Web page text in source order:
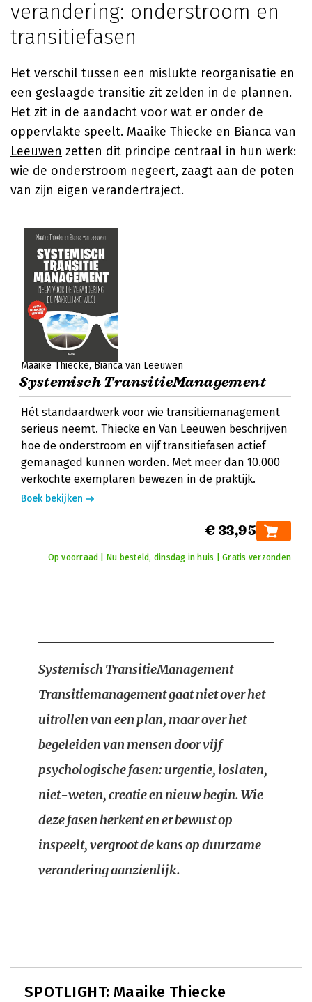
verandering: onderstroom en
transitiefasen
Het verschil tussen een mislukte reorganisatie en
een geslaagde transitie zit zelden in de plannen.
Het zit in de aandacht voor wat er onder de
oppervlakte speelt. Maaike Thiecke en Bianca van
Leeuwen zetten dit principe centraal in hun werk:
wie de onderstroom negeert, zaagt aan de poten
van zijn eigen verandertraject.
Maaike Thiecke Bianca van Leeuwen
Systemisch TransitieManagement
Hét standaardwerk voor wie transitiemanagement
serieus neemt. Thiecke en Van Leeuwen beschrijven
hoe de onderstroom en vijf transitiefasen actief
gemanaged kunnen worden. Met meer dan 10.000
verkochte exemplaren bewezen in de praktijk.
Boek bekijken
€ 33,95
Op voorraad | Nu besteld, dinsdag in huis | Gratis verzonden
Systemisch TransitieManagement
Transitiemanagement gaat niet over het
uitrollen van een plan, maar over het
begeleiden van mensen door vijf
psychologische fasen: urgentie, loslaten,
niet-weten, creatie en nieuw begin. Wie
deze fasen herkent en er bewust op
inspeelt, vergroot de kans op duurzame
verandering aanzienlijk.
SPOTLIGHT: Maaike Thiecke